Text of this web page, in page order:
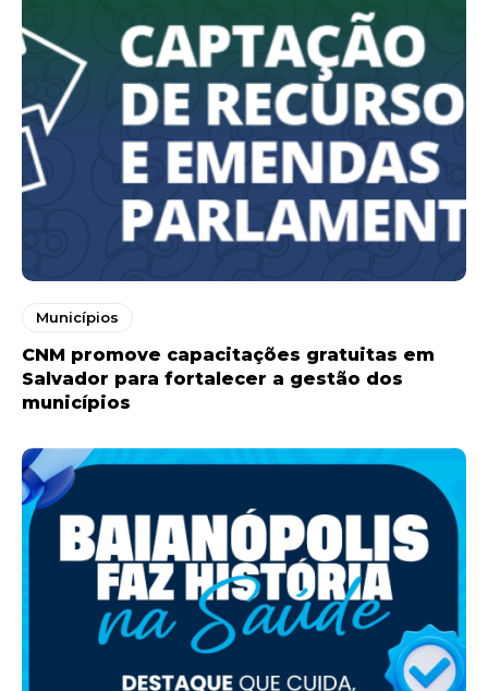
Municípios
CNM promove capacitações gratuitas em
Salvador para fortalecer a gestão dos
municípios